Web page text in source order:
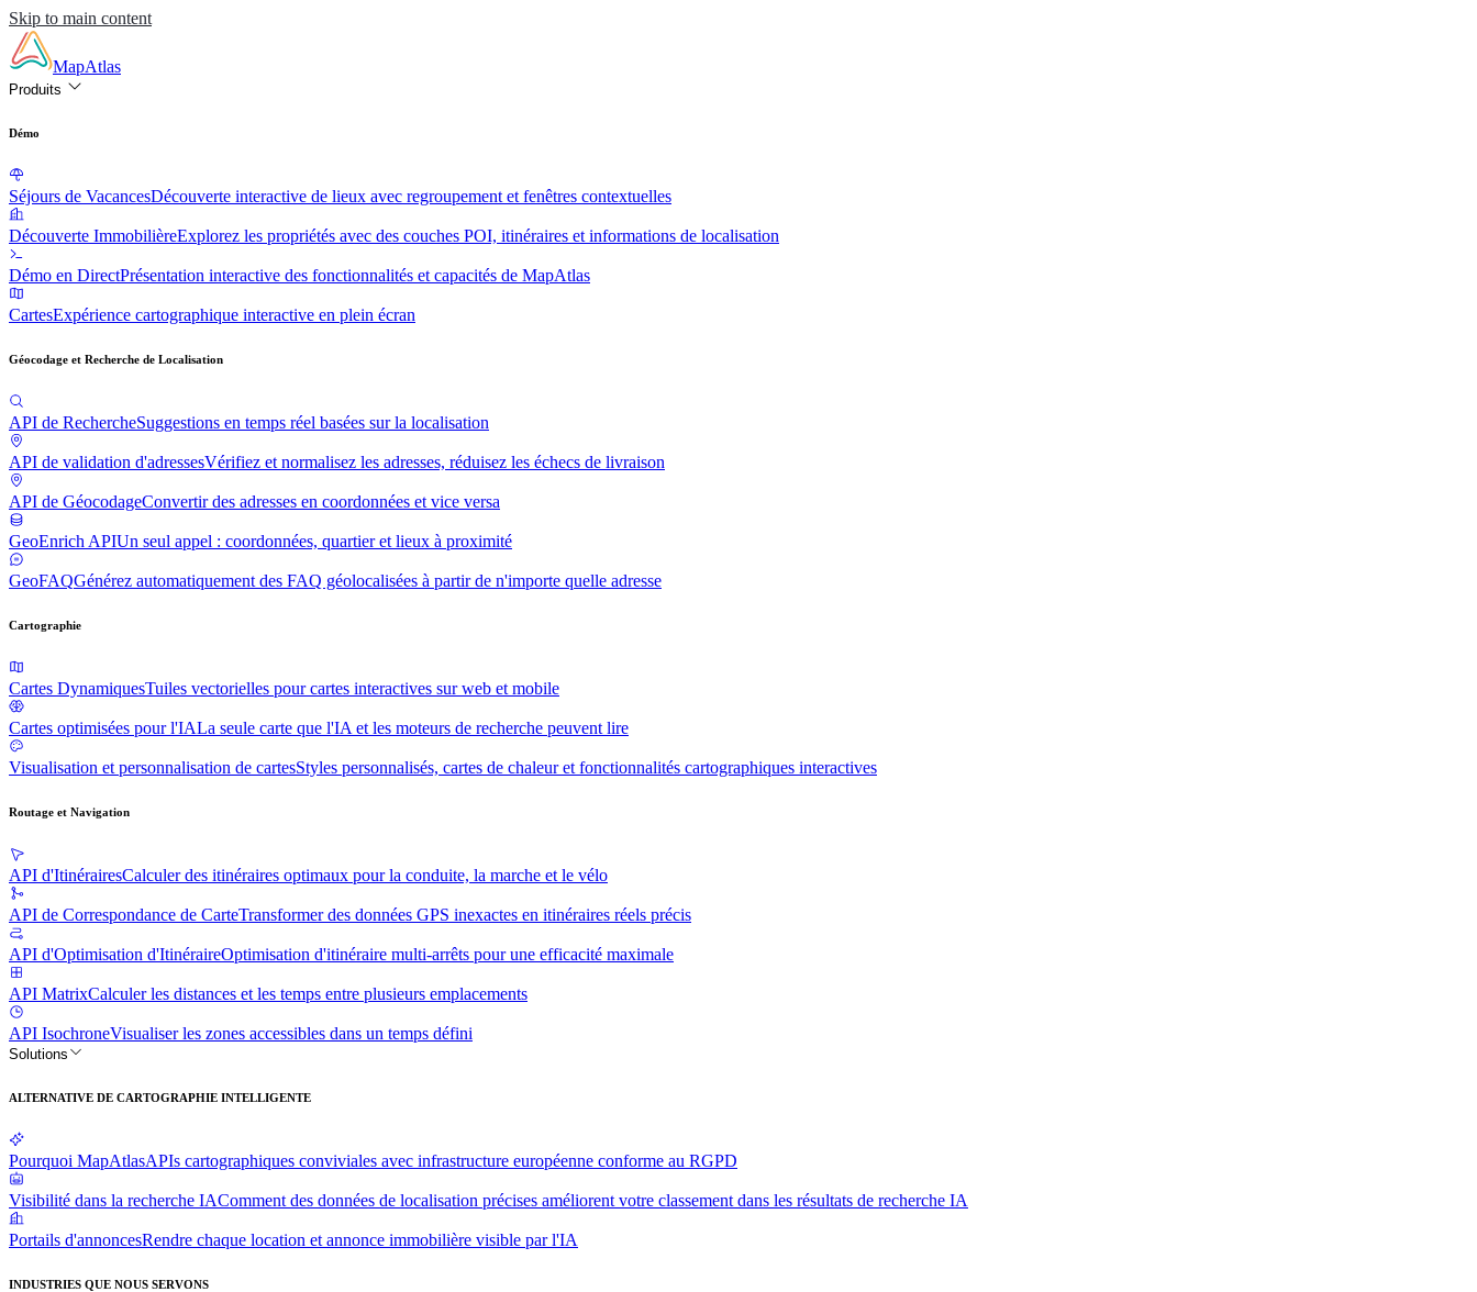
Skip to main content
MapAtlas
Produits
Démo
Séjours de VacancesDécouverte interactive de lieux avec regroupement et fenêtres contextuelles
Découverte ImmobilièreExplorez les propriétés avec des couches POI, itinéraires et informations de localisation
Démo en DirectPrésentation interactive des fonctionnalités et capacités de MapAtlas
CartesExpérience cartographique interactive en plein écran
Géocodage et Recherche de Localisation
API de RechercheSuggestions en temps réel basées sur la localisation
API de validation d'adressesVérifiez et normalisez les adresses, réduisez les échecs de livraison
API de GéocodageConvertir des adresses en coordonnées et vice versa
GeoEnrich APIUn seul appel : coordonnées, quartier et lieux à proximité
GeoFAQGénérez automatiquement des FAQ géolocalisées à partir de n'importe quelle adresse
Cartographie
Cartes DynamiquesTuiles vectorielles pour cartes interactives sur web et mobile
Cartes optimisées pour l'IALa seule carte que l'IA et les moteurs de recherche peuvent lire
Visualisation et personnalisation de cartesStyles personnalisés, cartes de chaleur et fonctionnalités cartographiques interactives
Routage et Navigation
API d'ItinérairesCalculer des itinéraires optimaux pour la conduite, la marche et le vélo
API de Correspondance de CarteTransformer des données GPS inexactes en itinéraires réels précis
API d'Optimisation d'ItinéraireOptimisation d'itinéraire multi-arrêts pour une efficacité maximale
API MatrixCalculer les distances et les temps entre plusieurs emplacements
API IsochroneVisualiser les zones accessibles dans un temps défini
Solutions
ALTERNATIVE DE CARTOGRAPHIE INTELLIGENTE
Pourquoi MapAtlasAPIs cartographiques conviviales avec infrastructure européenne conforme au RGPD
Visibilité dans la recherche IAComment des données de localisation précises améliorent votre classement dans les résultats de recherche IA
Portails d'annoncesRendre chaque location et annonce immobilière visible par l'IA
INDUSTRIES QUE NOUS SERVONS